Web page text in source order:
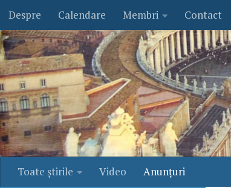
Skip to content
Despre Calendare Membri Contact
Toate ştirile Video Anunţuri